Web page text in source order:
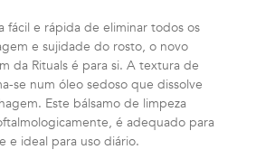
fácil e rápida de eliminar todos os
e sujidade do rosto, o novo
da Rituals é para si. A textura de
se num óleo sedoso que dissolve
Este bálsamo de limpeza
é adequado para
e ideal para uso diário.